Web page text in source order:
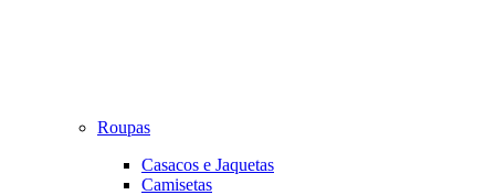
Roupas
Casacos e Jaquetas
Camisetas